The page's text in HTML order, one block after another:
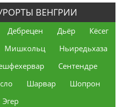
ВЕНГРИИ
Дебрецен Дьёр
Кёсег
Мишкольц
Ньиредьхаза
Сентендре
Шарвар
Шопрон
Эгер